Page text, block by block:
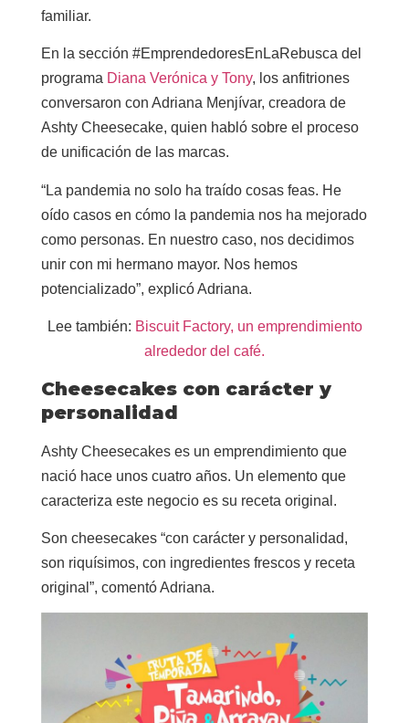
familiar.
En la sección #EmprendedoresEnLaRebusca del
programa Diana Verónica y Tony, los anfitriones
conversaron con Adriana Menjívar, creadora de
Ashty Cheesecake, quien habló sobre el proceso
de unificación de las marcas.
“La pandemia no solo ha traído cosas feas. He
oído casos en cómo la pandemia nos ha mejorado
como personas. En nuestro caso, nos decidimos
unir con mi hermano mayor. Nos hemos
potencializado”, explicó Adriana.
Lee también: Biscuit Factory, un emprendimiento
alrededor del café.
Cheesecakes con carácter y
personalidad
Ashty Cheesecakes es un emprendimiento que
nació hace unos cuatro años. Un elemento que
caracteriza este negocio es su receta original.
Son cheesecakes “con carácter y personalidad,
son riquísimos, con ingredientes frescos y receta
original”, comentó Adriana.